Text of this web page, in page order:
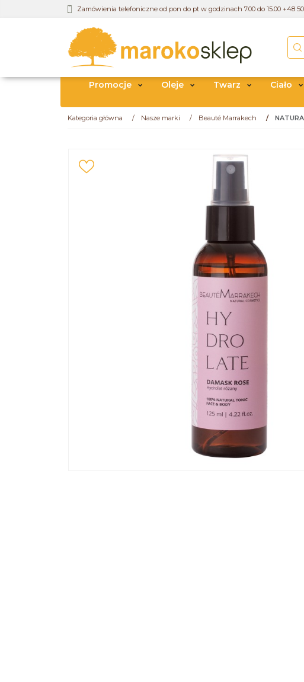
Zamówienia telefoniczne od pon do pt w godzinach 7.00 do 15.00 +48
Promocje Oleje Twarz Ciało
Kategoria główna / Nasze marki / Beauté Marrakech /